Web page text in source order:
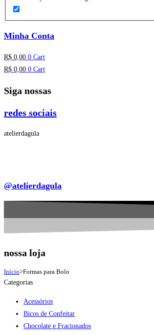
Minha Conta
R$ 0,00 0 Cart
R$ 0,00 0 Cart
Siga nossas
redes sociais
atelierdagula
@atelierdagula
nossa loja
Início>Formas para Bolo
Categorias
Acessórios
Bicos de Confeitar
Chocolate e Fracionados